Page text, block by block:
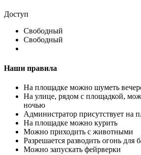
Доступ
Свободный
Свободный
Наши правила
На площадке можно шуметь
На улице, рядом с площадкой,
ночью
Администратор присутствует на
На площадке можно курить
Можно приходить с животными
Разрешается разводить огонь для
Можно запускать фейрверки